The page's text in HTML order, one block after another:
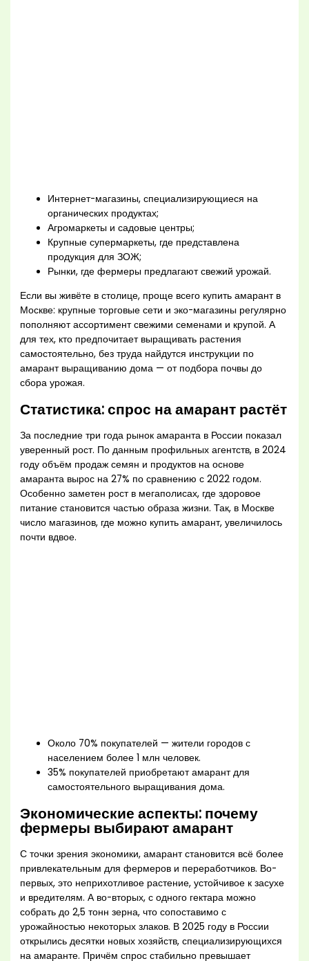
Интернет-магазины, специализирующиеся на
органических продуктах;
Агромаркеты и садовые центры;
Крупные супермаркеты, где представлена
продукция для ЗОЖ;
Рынки, где фермеры предлагают свежий урожай.
Если вы живёте в столице, проще всего купить амарант в
Москве: крупные торговые сети и эко-магазины регулярно
пополняют ассортимент свежими семенами и крупой. А
для тех, кто предпочитает выращивать растения
самостоятельно, без труда найдутся инструкции по
амарант выращиванию дома — от подбора почвы до
сбора урожая.
Статистика: спрос на амарант растёт
За последние три года рынок амаранта в России показал
уверенный рост. По данным профильных агентств, в 2024
году объём продаж семян и продуктов на основе
амаранта вырос на 27% по сравнению с 2022 годом.
Особенно заметен рост в мегаполисах, где здоровое
питание становится частью образа жизни. Так, в Москве
число магазинов, где можно купить амарант, увеличилось
почти вдвое.
Около 70% покупателей — жители городов с
населением более 1 млн человек.
35% покупателей приобретают амарант для
самостоятельного выращивания дома.
Экономические аспекты: почему
фермеры выбирают амарант
С точки зрения экономики, амарант становится всё более
привлекательным для фермеров и переработчиков. Во-
первых, это неприхотливое растение, устойчивое к засухе
и вредителям. А во-вторых, с одного гектара можно
собрать до 2,5 тонн зерна, что сопоставимо с
урожайностью некоторых злаков. В 2025 году в России
открылись десятки новых хозяйств, специализирующихся
на амаранте. Причём спрос стабильно превышает